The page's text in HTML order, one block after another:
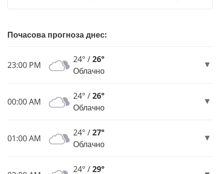
Почасова прогноза днес:
23:00 PM
24° /26°
Облачно
00:00 AM
24° /26°
Облачно
01:00 AM
24° /27°
Облачно
24° /29°